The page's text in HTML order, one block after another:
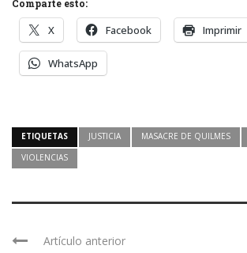
Comparte esto:
X Facebook Imprimir
WhatsApp
ETIQUETAS JUSTICIA MASACRE DE QUILMES
VIOLENCIAS
Artículo anterior